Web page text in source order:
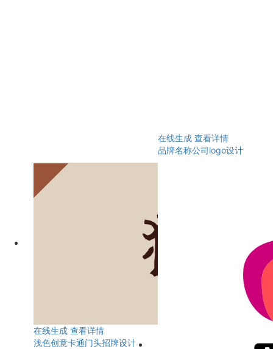
在线生成 查看详情
品牌名称公司logo设计
在线生成 查看详情
浅色创意卡通门头招牌设计